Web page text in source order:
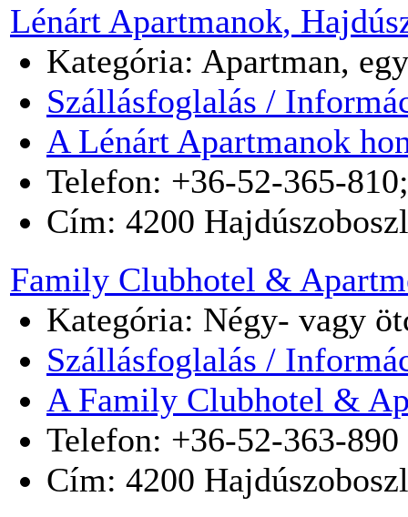
Lénárt Apartmanok,
Kategória: Apartman,
Szállásfoglalás /
A Lénárt Apartmanok
Telefon: +36-52-365-
Cím: 4200
Family Clubhotel &
Kategória: Négy- vagy
Szállásfoglalás /
A Family Clubhotel &
Telefon: +36-52-363-890
Cím: 4200